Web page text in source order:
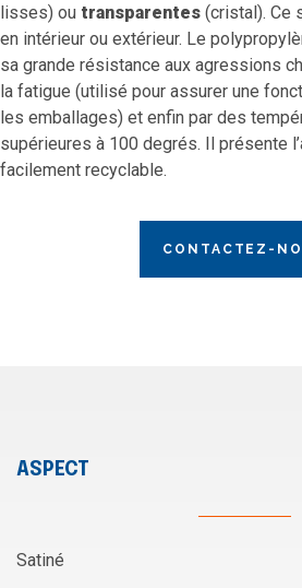
lisses) ou transparentes (cristal). Ce
en intérieur ou extérieur. Le
sa grande résistance aux agressions
la fatigue (utilisé pour assurer une
les emballages) et enfin par des
supérieures à 100 degrés. Il présente
facilement recyclable.
CONTACTEZ-
ASPECT
Satiné